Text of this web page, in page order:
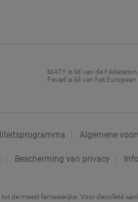
MATY is lid van de
Fevad is lid van het
Algemene
Bescherming van privacy
meest fantasierijke. Voor decolleté